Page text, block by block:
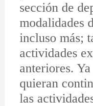
sección de
modalidades
incluso más;
actividades
anteriores.
quieran
las